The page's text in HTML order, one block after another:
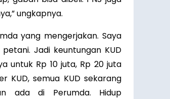
ungkapnya.
yang mengerjakan. Saya
Jadi keuntungan KUD
untuk Rp 10 juta, Rp 20 juta
KUD, semua KUD sekarang
ada di Perumda. Hidup